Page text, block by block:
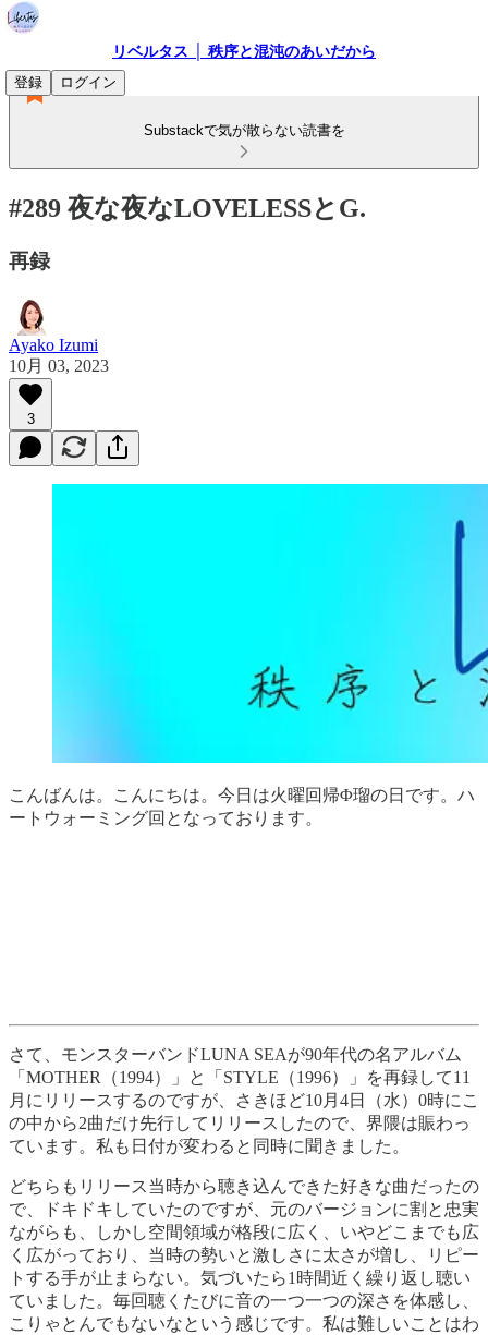
リベルタス │ 秩序と混沌のあいだから
登録
ログイン
Substackで気が散らない読書を
#289 夜な夜なLOVELESSとG.
再録
Ayako Izumi
10月 03, 2023
3
こんばんは。こんにちは。今日は火曜回帰Φ瑠の日です。ハ
ートウォーミング回となっております。
さて、モンスターバンドLUNA SEAが90年代の名アルバム
「MOTHER（1994）」と「STYLE（1996）」を再録して11
月にリリースするのですが、さきほど10月4日（水）0時にこ
の中から2曲だけ先行してリリースしたので、界隈は賑わっ
ています。私も日付が変わると同時に聞きました。
どちらもリリース当時から聴き込んできた好きな曲だったの
で、ドキドキしていたのですが、元のバージョンに割と忠実
ながらも、しかし空間領域が格段に広く、いやどこまでも広
く広がっており、当時の勢いと激しさに太さが増し、リピー
トする手が止まらない。気づいたら1時間近く繰り返し聴い
ていました。毎回聴くたびに音の一つ一つの深さを体感し、
こりゃとんでもないなという感じです。私は難しいことはわ